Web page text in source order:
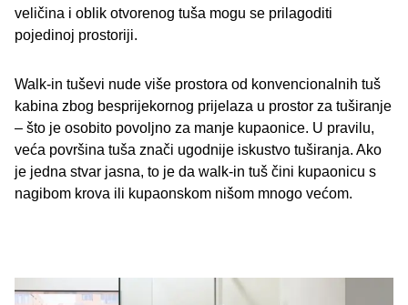
veličina i oblik otvorenog tuša mogu se prilagoditi
pojedinoj prostoriji.
Walk-in tuševi nude više prostora od konvencionalnih tuš
kabina zbog besprijekornog prijelaza u prostor za tuširanje
– što je osobito povoljno za manje kupaonice. U pravilu,
veća površina tuša znači ugodnije iskustvo tuširanja. Ako
je jedna stvar jasna, to je da walk-in tuš čini kupaonicu s
nagibom krova ili kupaonskom nišom mnogo većom.